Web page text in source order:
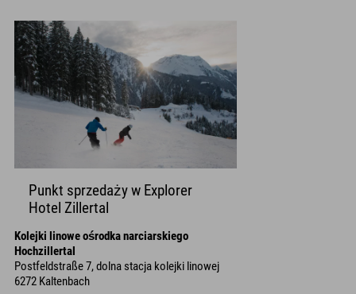
Punkt sprzedaży w Explorer
Hotel Zillertal
Kolejki linowe ośrodka narciarskiego
Hochzillertal
Postfeldstraße 7, dolna stacja kolejki linowej
6272 Kaltenbach